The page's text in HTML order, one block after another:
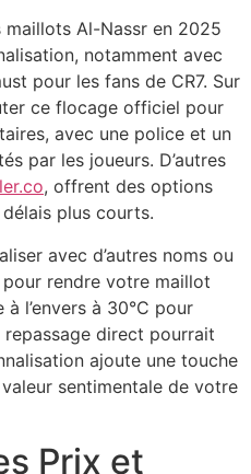
maillots Al-Nassr en 2025
notamment avec
pour les fans de CR7. Sur
ce flocage officiel pour
avec une police et un
par les joueurs. D’autres
, offrent des options
plus courts.
avec d’autres noms ou
rendre votre maillot
l’envers à 30°C pour
direct pourrait
ajoute une touche
sentimentale de votre
Prix et